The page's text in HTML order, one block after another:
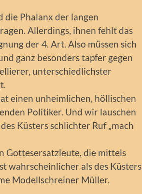
die Phalanx der langen
Allerdings, ihnen fehlt das
der 4. Art. Also müssen sich
ganz besonders tapfer gegen
unterschiedlichster
einen unheimlichen, höllischen
Politiker. Und wir lauschen
Küsters schlichter Ruf „mach
Gottesersatzleute, die mittels
wahrscheinlicher als des Küsters
Modellschreiner Müller.